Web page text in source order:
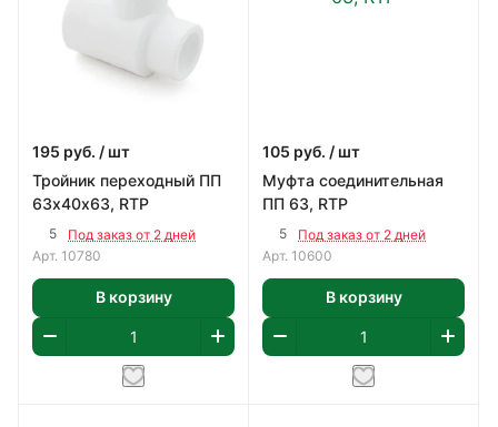
195 руб. / шт
Тройник переходный ПП
63х40х63, RTP
5
Под заказ от 2 дней
Арт. 10780
В корзину
105 руб. / шт
Муфта соединительная
ПП 63, RTP
5
Под заказ от 2 дней
Арт. 10600
В корзину